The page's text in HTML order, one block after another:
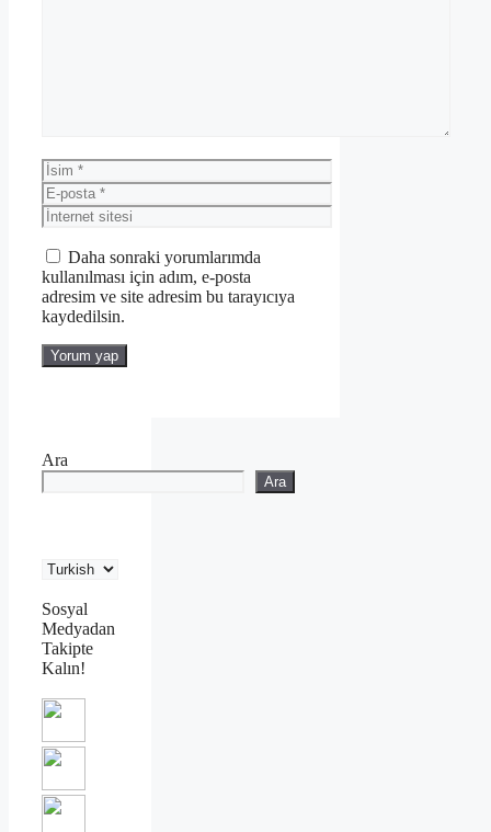
İsim
E-
posta
İnternet
sitesi
Daha sonraki yorumlarımda
kullanılması için adım, e-posta
adresim ve site adresim bu tarayıcıya
kaydedilsin.
Ara
Ara
Sosyal
Medyadan
Takipte
Kalın!